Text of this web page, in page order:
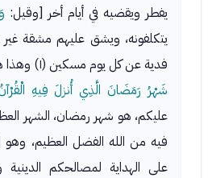
يفطر ويقضيه في أيام أخر [وقيل:
يتكلفونه، ويشق عليهم مشقة غير
فدية عن كل يوم مسكين (١) وهذا هو الصحيح] (٢).
شَهْرُ رَمَضَانَ الَّذِي أُنزلَ فِيهِ
عليكم، هو شهر رمضان، الشهر
فيه من الله الفضل العظيم، وهو
على الهداية لمصالحكم الدينية